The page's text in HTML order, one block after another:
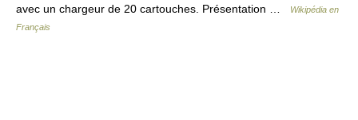
avec un chargeur de 20 cartouches. Présentation …
Wikipédia en
Français